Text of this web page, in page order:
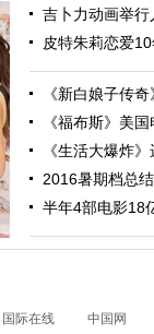
吉卜力动画举
皮特朱莉恋爱
《新白娘子传
《福布斯》美
《生活大爆炸
2016暑期档总
半年4部电影18
国际在线 中国网